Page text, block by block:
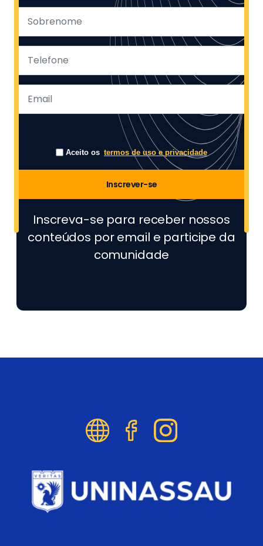
Aceito os termos de uso e privacidade
Inscrever-se
Inscreva-se para receber nossos
conteúdos por email e participe da
comunidade